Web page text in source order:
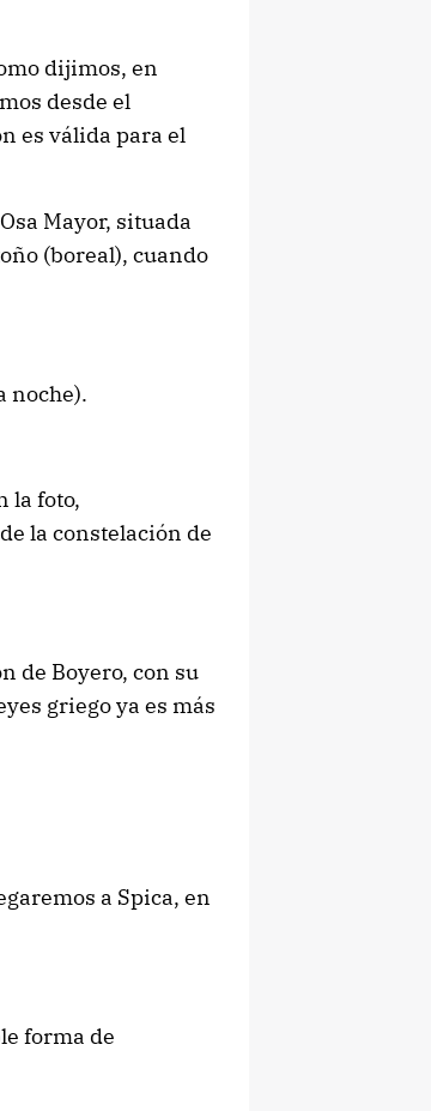
dijimos, en
desde el
es válida para el
Mayor, situada
(boreal), cuando
noche).
la foto,
la constelación de
de Boyero, con su
griego ya es más
a Spica, en
forma de